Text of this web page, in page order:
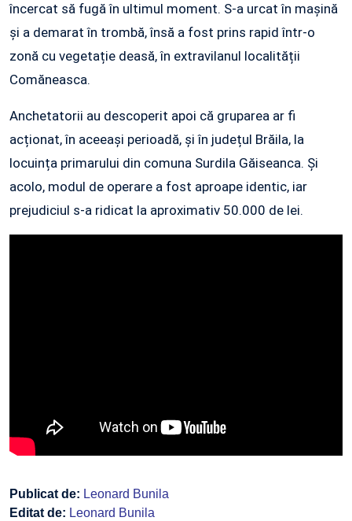
încercat să fugă în ultimul moment. S-a urcat în mașină
și a demarat în trombă, însă a fost prins rapid într-o
zonă cu vegetație deasă, în extravilanul localității
Comăneasca.
Anchetatorii au descoperit apoi că gruparea ar fi
acționat, în aceeași perioadă, și în județul Brăila, la
locuința primarului din comuna Surdila Găiseanca. Și
acolo, modul de operare a fost aproape identic, iar
prejudiciul s-a ridicat la aproximativ 50.000 de lei.
Publicat de: Leonard Bunila
Editat de: Leonard Bunila